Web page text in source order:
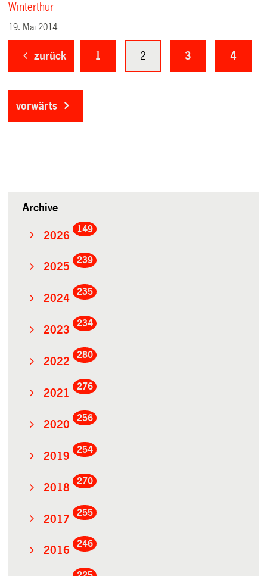
Winterthur
19. Mai 2014
zurück 1 2 3 4
vorwärts
Archive
2026
149
2025
239
2024
235
2023
234
2022
280
2021
276
2020
256
2019
254
2018
270
2017
255
2016
246